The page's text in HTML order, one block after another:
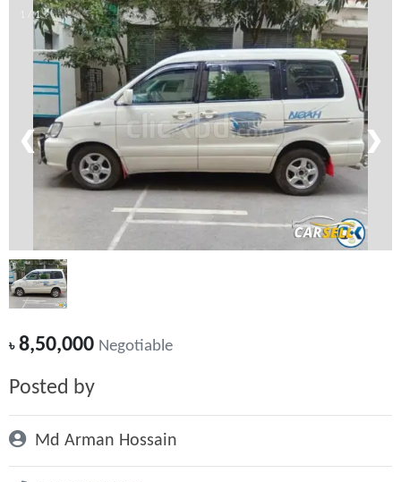
1 / 1
❮ ❯
৳8,50,000 Negotiable
Posted by
Md Arman Hossain